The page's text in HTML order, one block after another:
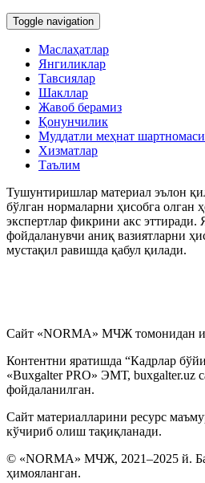
Таътиллар жадвалини қўллаш
вазиятларнинг маълумотлар
Таътилни узайтириш ва
вазиятларнинг маълумотлар
My.mehnat.uz
Иш хақи сақланмаган холда
расмийлаштириш тўғрисидаги
маълумотлар базаси
Суд амалиёти ва меҳнат
дафтарчаларининг иккита
тўғрисидаги вазиятларнинг
Иш ҳақи, компенсация ва бошқа
Toggle navigation
Маслаҳатлар
Янгиликлар
Тавсиялар
Шакллар
Жавоб берамиз
Қонунчилик
Муддатли меҳнат
Хизматлар
Таълим
Тушунтиришлар материал эълон
бўлган нормаларни ҳисобга олган
экспертлар фикрини акс эттиради.
фойдаланувчи аниқ вазиятларни
мустақил равишда қабул қилади.
Сайт «NORMA» МЧЖ томонидан
Контентни яратишда “Кадрлар
«Buxgalter PRO» ЭМТ, buxgalter.uz
фойдаланилган.
Сайт материалларини ресурс
кўчириб олиш тақиқланади.
© «NORMA» МЧЖ, 2021–2025 й.
ҳимояланган.